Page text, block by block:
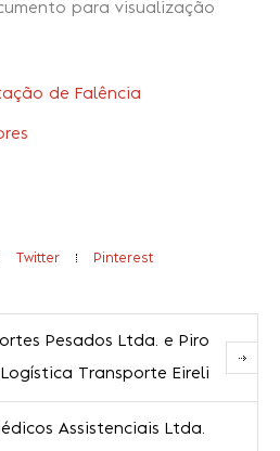
para visualização
de Falência
Twitter Pinterest
Pesados Ltda. e Piro
Transporte Eireli
Assistenciais Ltda.